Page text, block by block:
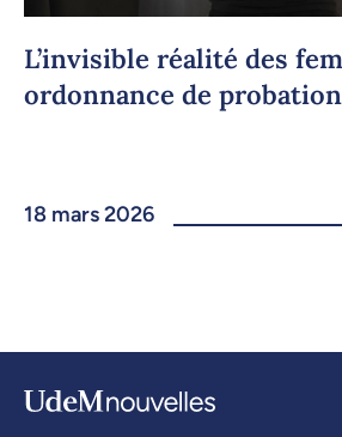
L’invisible réalité des
ordonnance de
18 mars 2026